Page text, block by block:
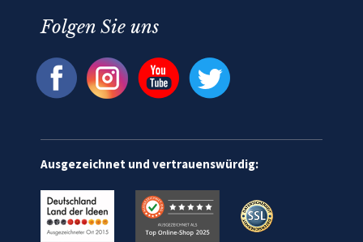
Folgen Sie uns
Ausgezeichnet und vertrauenswürdig: